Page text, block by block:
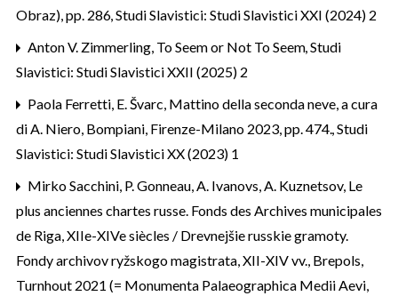
Obraz), pp. 286,Studi Slavistici: Studi Slavistici XXI (2024) 2
Anton V. Zimmerling, To Seem or Not To Seem,Studi
Slavistici: Studi Slavistici XXII (2025) 2
Paola Ferretti, E. Švarc, Mattino della seconda neve, a cura
di A. Niero, Bompiani, Firenze-Milano 2023, pp. 474.,Studi
Slavistici: Studi Slavistici XX (2023) 1
Mirko Sacchini, P. Gonneau, A. Ivanovs, A. Kuznetsov, Le
plus anciennes chartes russe. Fonds des Archives municipales
de Riga, XIIe-XIVe siècles / Drevnejšie russkie gramoty.
Fondy archivov ryžskogo magistrata, XII-XIV vv., Brepols,
Turnhout 2021 (= Monumenta Palaeographica Medii Aevi,